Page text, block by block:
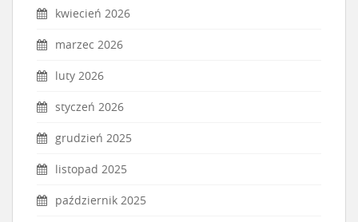
kwiecień 2026
marzec 2026
luty 2026
styczeń 2026
grudzień 2025
listopad 2025
październik 2025